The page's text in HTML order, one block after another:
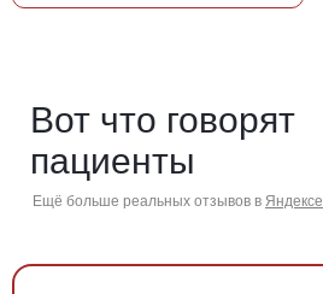
Вот что говорят
пациенты
Ещё больше реальных отзывов в Яндексе